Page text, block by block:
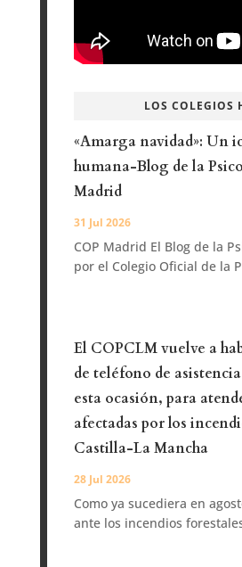
LOS COLEGIOS
«Amarga navidad»: Un
humana-Blog de la
Madrid
31 Jul 2026
COP Madrid El Blog de la
por el Colegio Oficial de la
El COPCLM vuelve a
de teléfono de
esta ocasión, para
afectadas por los
Castilla-La Mancha
28 Jul 2026
Como ya sucediera en
ante los incendios